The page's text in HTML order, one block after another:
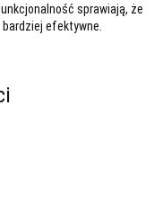
sprawiają, że
efektywne.